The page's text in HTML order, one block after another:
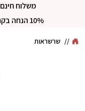
משלוח חינם
10% הנחה בקניה הראשונה למצטרפות למועדון
// שרשראות